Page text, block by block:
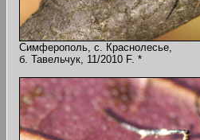
Симферополь, с. Краснолесье,
б. Тавельчук, 11/2010 F. *